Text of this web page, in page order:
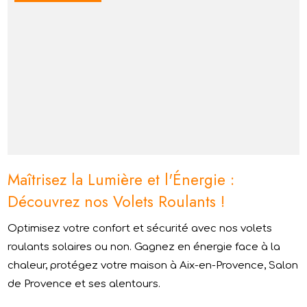
Maîtrisez la Lumière et l'Énergie :
Découvrez nos Volets Roulants !
Optimisez votre confort et sécurité avec nos volets
roulants solaires ou non. Gagnez en énergie face à la
chaleur, protégez votre maison à Aix-en-Provence, Salon
de Provence et ses alentours.